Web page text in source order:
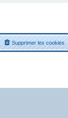
Supprimer les cookies